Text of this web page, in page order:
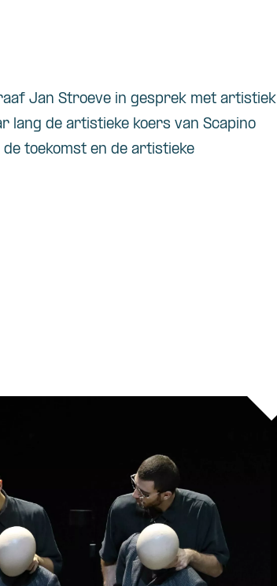
Jan Stroeve in gesprek met artistiek
lang de artistieke koers van Scapino
toekomst en de artistieke